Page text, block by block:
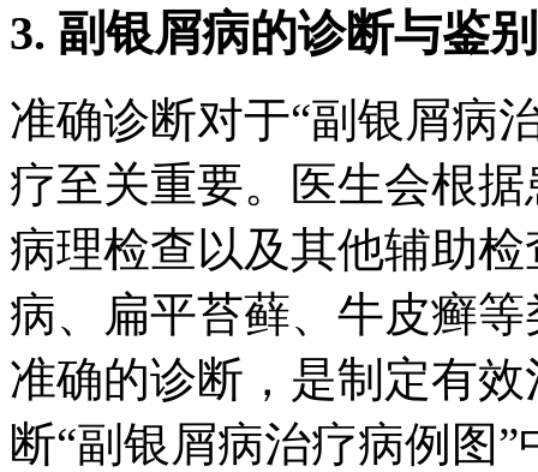
3. 副银屑病的诊断与鉴
准确诊断对于“副银屑病
疗至关重要。医生会根
病理检查以及其他辅助
病、扁平苔藓、牛皮癣
准确的诊断，是制定有
断“副银屑病治疗病例图